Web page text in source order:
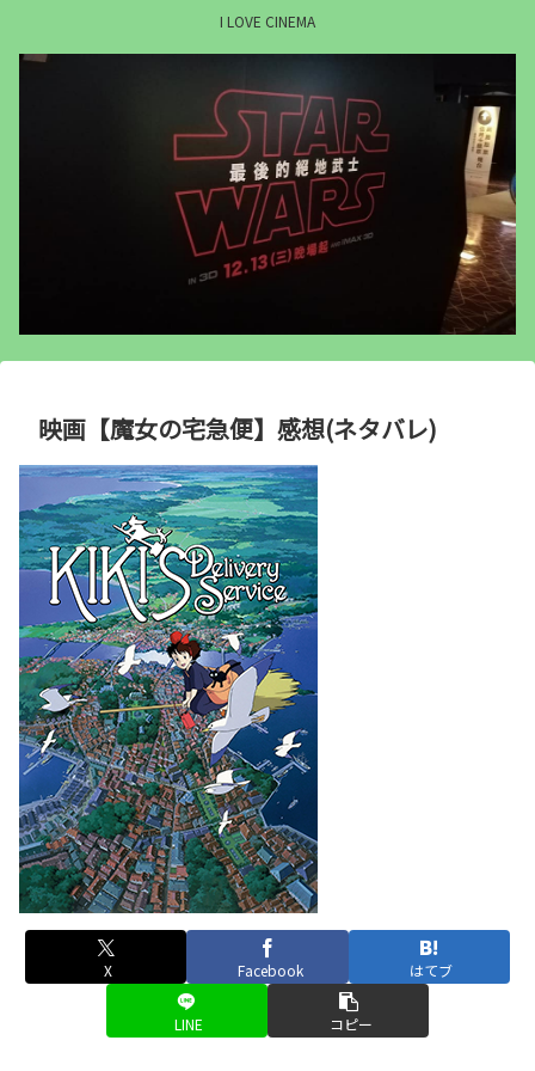
I LOVE CINEMA
映画【魔女の宅急便】感想(ネタバレ)
X Facebook はてブ
LINE コピー